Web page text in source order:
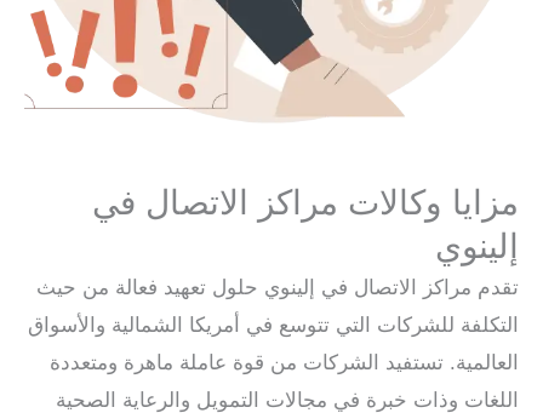
مزايا وكالات مراكز الاتصال في
إلينوي
تقدم مراكز الاتصال في إلينوي حلول تعهيد فعالة من حيث
التكلفة للشركات التي تتوسع في أمريكا الشمالية والأسواق
العالمية. تستفيد الشركات من قوة عاملة ماهرة ومتعددة
اللغات وذات خبرة في مجالات التمويل والرعاية الصحية